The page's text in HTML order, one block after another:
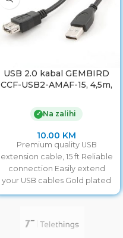
USB 2.0 kabal GEMBIRD
CCF-USB2-AMAF-15, 4,5m,
ferrit
✓ Na zalihi
10.00 KM
Premium quality USB
extension cable, 15 ft Reliable
connection Easily extend
your USB cables Gold plated
contacts